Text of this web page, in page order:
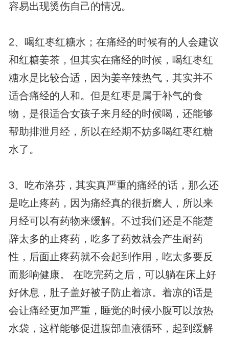
容易出现烫伤自己的情况。
2、喝红枣红糖水；在痛经的时候有的人会建议
和红糖姜茶，但其实在痛经的时候，喝红枣红
糖水是比较合适，因为姜辛辣热气，其实并不
适合痛经的人和。但是红枣是属于补气的食
物，是很适合女孩子来月经的时候喝，还能够
帮助排泄月经，所以在经期不妨多喝红枣红糖
水了。
3、吃布洛芬，其实真严重的痛经的话，那么还
是吃止疼药，因为痛经真的很折磨人，所以来
月经可以有药物来缓解。不过我们还是不能楚
辞太多的止疼药，吃多了药效就会产生耐药
性，后面止疼药就不会起到作用，吃太多要反
而影响健康。 在吃完药之后，可以躺在床上好
好休息，肚子盖好被子防止着凉。着凉的话是
会让痛经更加严重，睡觉的时候小腹可以放热
水袋，这样能够促进腹部血液循环，起到缓解